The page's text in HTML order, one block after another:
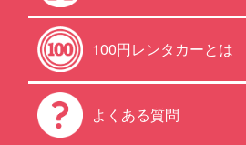
100円レンタカーとは
よくある質問